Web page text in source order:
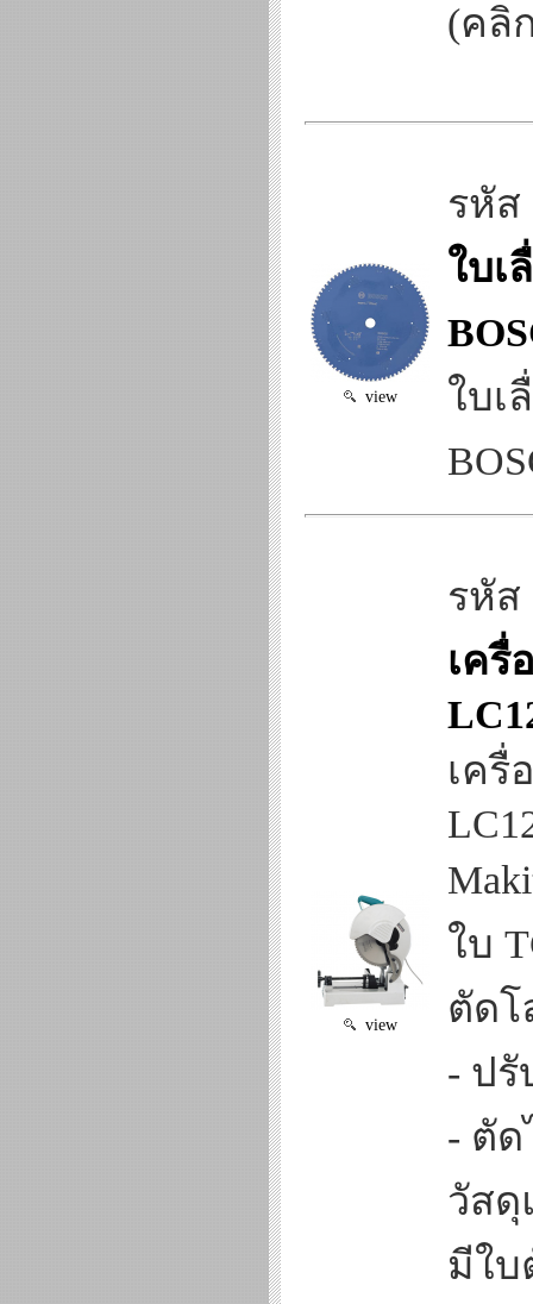
(คลิ
view
รหัส
ใบเ
ใบเ
view
รหัส
เครื่
เครื่
ใบ
ตัดโ
- ปรั
- ตัด
วัสดุ
มีใบ